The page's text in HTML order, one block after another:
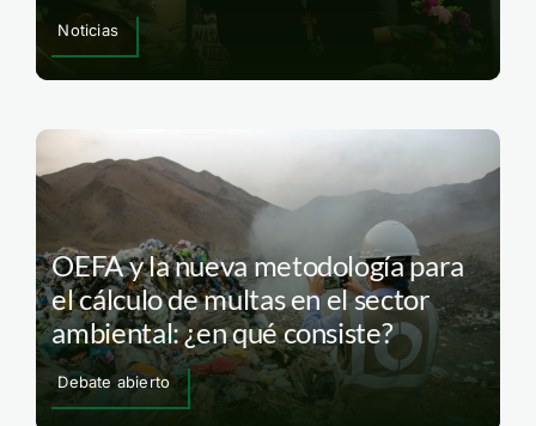
Noticias
OEFA y la nueva metodología para
el cálculo de multas en el sector
ambiental: ¿en qué consiste?
Debate abierto